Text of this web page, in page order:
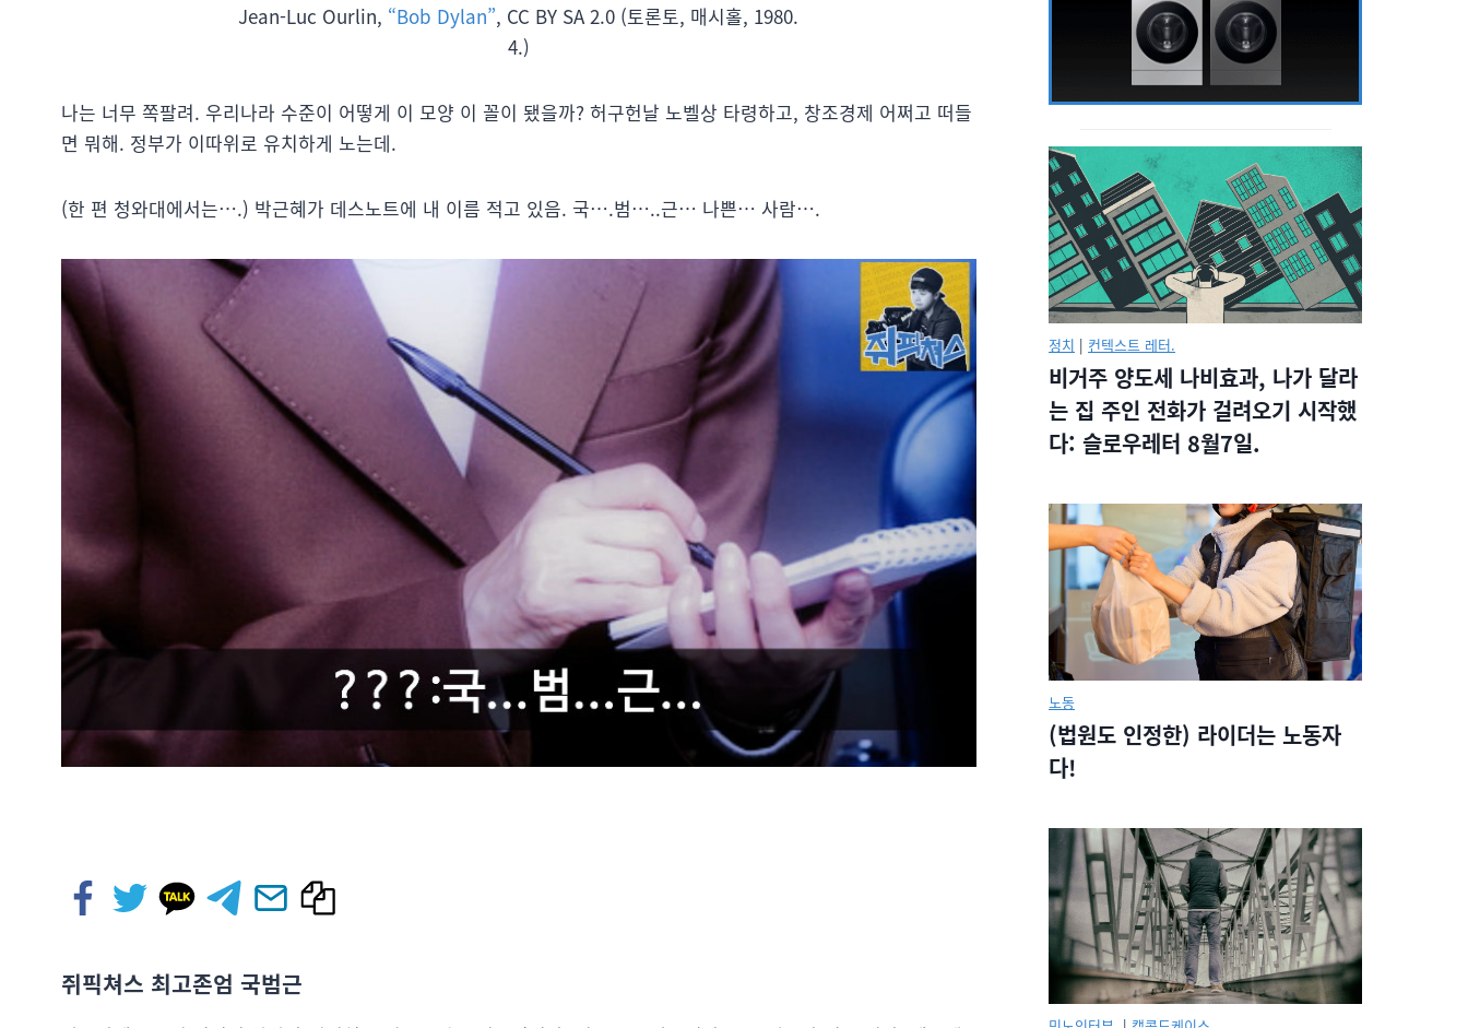
Jean-Luc Ourlin, “Bob Dylan”, CC BY SA 2.0 (토론토, 매시홀, 1980.
4.)
나는 너무 쪽팔려. 우리나라 수준이 어떻게 이 모양 이 꼴이 됐을까? 허구헌날 노벨상 타령하고, 창조경제 어쩌고 떠들
면 뭐해. 정부가 이따위로 유치하게 노는데.
(한 편 청와대에서는….) 박근혜가 데스노트에 내 이름 적고 있음. 국….범…..근… 나쁜… 사람….
쥐픽쳐스 최고존엄 국범근
정치 | 컨텍스트 레터.
비거주 양도세 나비효과, 나가 달라
는 집 주인 전화가 걸려오기 시작했
다: 슬로우레터 8월7일.
노동
(법원도 인정한) 라이더는 노동자
다!